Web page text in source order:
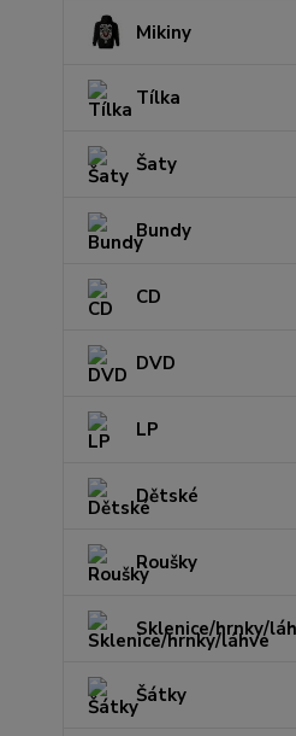
Mikiny
Tílka
Šaty
Bundy
CD
DVD
LP
Dětské
Roušky
Sklenice/hrnky/
Šátky